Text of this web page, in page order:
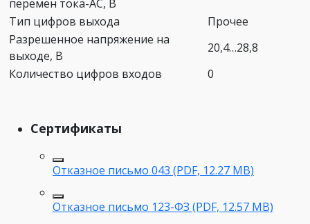
перемен тока-AC, В
Тип цифров выхода
Прочее
Разрешенное напряжение на
выходе, В
20,4…28,8
Количество цифров входов
0
Сертификаты
Отказное письмо 043 (PDF, 12.27 MB)
Отказное письмо 123-ФЗ (PDF, 12.57 MB)